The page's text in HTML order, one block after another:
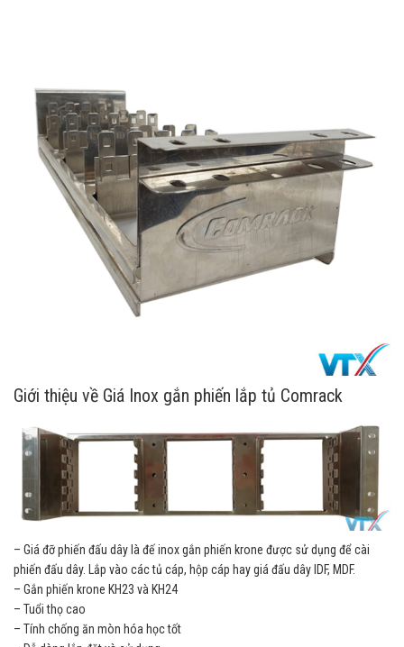
Giới thiệu về Giá Inox gắn phiến lắp tủ Comrack
– Giá đỡ phiến đấu dây là đế inox gắn phiến krone được sử dụng để cài
phiến đấu dây. Lắp vào các tủ cáp, hộp cáp hay giá đấu dây IDF, MDF.
– Gắn phiến krone KH23 và KH24
– Tuổi thọ cao
– Tính chống ăn mòn hóa học tốt